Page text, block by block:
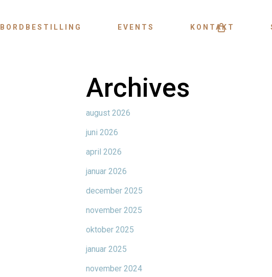
BORDBESTILLING EVENTS KONTAKT
Archives
august 2026
juni 2026
april 2026
januar 2026
december 2025
november 2025
oktober 2025
januar 2025
november 2024